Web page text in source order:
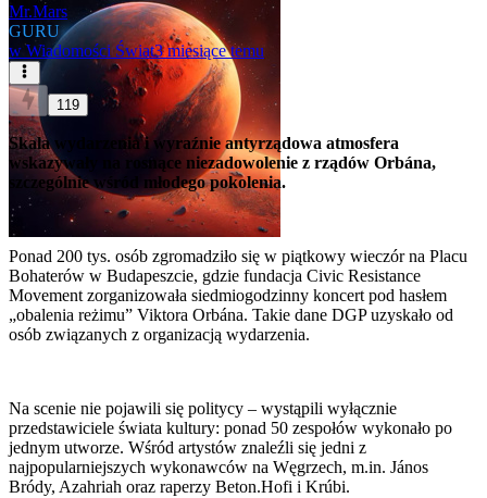
Mr.Mars
GURU
w Wiadomości Świat3 miesiące temu
119
Skala wydarzenia i wyraźnie antyrządowa atmosfera
wskazywały na rosnące niezadowolenie z rządów Orbána,
szczególnie wśród młodego pokolenia.
Ponad 200 tys. osób zgromadziło się w piątkowy wieczór na Placu
Bohaterów w Budapeszcie, gdzie fundacja Civic Resistance
Movement zorganizowała siedmiogodzinny koncert pod hasłem
„obalenia reżimu” Viktora Orbána. Takie dane DGP uzyskało od
osób związanych z organizacją wydarzenia.
Na scenie nie pojawili się politycy – wystąpili wyłącznie
przedstawiciele świata kultury: ponad 50 zespołów wykonało po
jednym utworze. Wśród artystów znaleźli się jedni z
najpopularniejszych wykonawców na Węgrzech, m.in. János
Bródy, Azahriah oraz raperzy Beton.Hofi i Krúbi.